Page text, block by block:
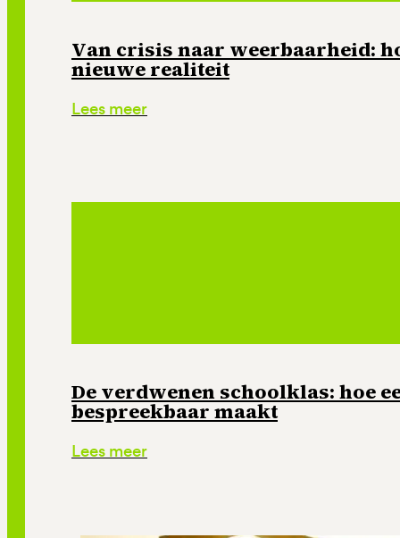
Van crisis naar weerbaarheid:
nieuwe realiteit
Lees meer
De verdwenen schoolklas: hoe
bespreekbaar maakt
Lees meer